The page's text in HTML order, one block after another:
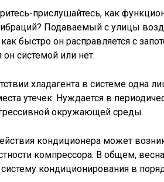
прислушайтесь, как
Подаваемый с улицы
быстро он расправляется с
он системой или нет.
хладагента в системе одна
утечек. Нуждается в
окружающей среды.
кондиционера может
компрессора. В общем,
кондиционирования в